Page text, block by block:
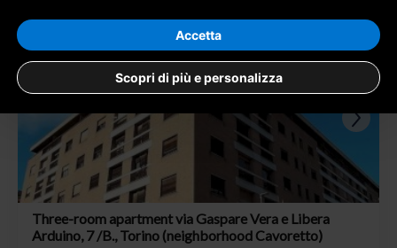
Three-room apartment via Gaspare Vera e Libera
Arduino, 7 /B., Torino (neighborhood Cavoretto)
Scopri di più e personalizza
Accetta